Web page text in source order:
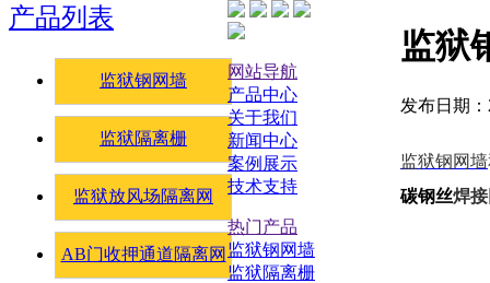
产品列表
监狱钢网墙
监狱隔离栅
监狱放风场隔离网
AB门收押通道隔离网
监狱
发布日期
监狱钢网墙
碳钢丝焊
网站导航
产品中心
关于我们
新闻中心
案例展示
技术支持
热门产品
监狱钢网墙
监狱隔离栅